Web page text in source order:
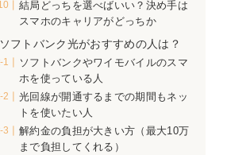
結局どっちを選べばいい？決め手は
スマホのキャリアがどっちか
ソフトバンク光がおすすめの人は？
ソフトバンクやワイモバイルのスマ
ホを使っている人
光回線が開通するまでの期間もネッ
トを使いたい人
解約金の負担が大きい方（最大10万
まで負担してくれる）